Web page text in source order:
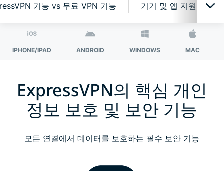
기능 vs 무료 VPN 기능 기기 및 앱 지원
ExpressVPN으로 더 많은 혜택을 누리세요
모든 기기와 호환되는 VPN
라우터에서 ExpressVPN을 이용하세요
IPHONE/IPAD ANDROID WINDOWS MAC
ExpressVPN의 핵심 개인
정보 보호 및 보안 기능
모든 연결에서 데이터를 보호하는 필수 보안 기능